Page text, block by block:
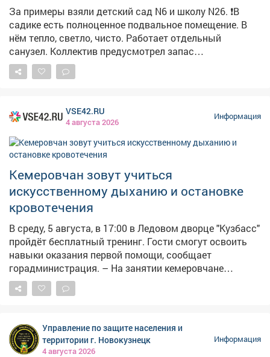
За примеры взяли детский сад N6 и школу N26. ❗️В
садике есть полноценное подвальное помещение. В
нём тепло, светло, чисто. Работает отдельный
санузел. Коллектив предусмотрел запас
медикаментов, воды и продуктов долгого хранения.
Здесь могут укрыться не только дети и педагоги, но и
предусматривает подвал. Поэтому пункты укрытия
оборудовали в помещениях без окон с несущими
стенами. Такие места называем «остров
безопасности». Работу по оборудованию и уточнению
мест для укрытия продолжаем. Полный список точек
безопасности можно найти на карте заглубленных и
подземных помещений, пригодных для укрытия,
Кузбасса: https://clck.su/hEGfq
VSE42.RU
4 августа 2026
Информация
Кемеровчан зовут учиться
искусственному дыханию и остановке
кровотечения
В среду, 5 августа, в 17:00 в Ледовом дворце "Кузбасс"
пройдёт бесплатный тренинг. Гости смогут освоить
навыки оказания первой помощи, сообщает
горадминистрация. – На занятии кемеровчане
отработают сердечно-лёгочную реанимацию, помощь
при кровотечениях, удушье и потери сознания, а также
Состоится мероприятие напроспекте Притомский, 12
(вход со стороны гостиницы "Лёд"), участие
бесплатное. Напомним, власти велели массово
Управление по защите населения и
территории г. Новокузнецк
4 августа 2026
Информация